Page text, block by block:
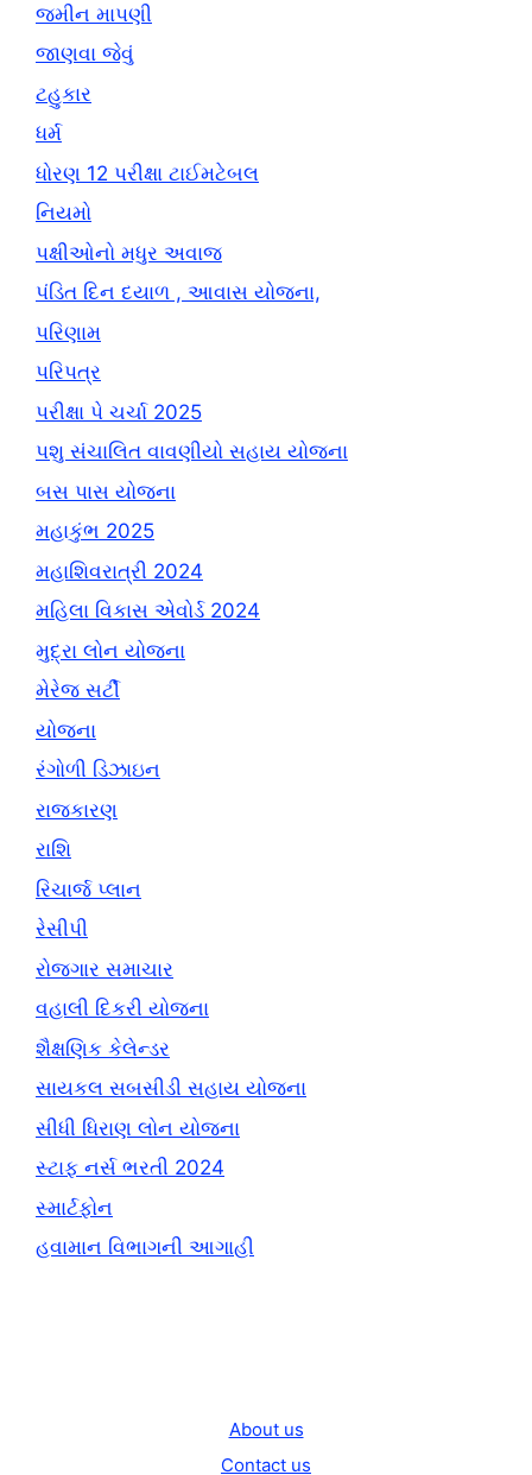
જમીન માપણી
જાણવા જેવું
ટહુકાર
ધર્મ
ધોરણ 12 પરીક્ષા ટાઈમટેબલ
નિયમો
પક્ષીઓનો મધુર અવાજ
પંડિત દિન દયાળ , આવાસ યોજના,
પરિણામ
પરિપત્ર
પરીક્ષા પે ચર્ચા 2025
પશુ સંચાલિત વાવણીયો સહાય યોજના
બસ પાસ યોજના
મહાકુંભ 2025
મહાશિવરાત્રી 2024
મહિલા વિકાસ એવોર્ડ 2024
મુદ્રા લોન યોજના
મેરેજ સર્ટી
યોજના
રંગોળી ડિઝાઇન
રાજકારણ
રાશિ
રિચાર્જ પ્લાન
રેસીપી
રોજગાર સમાચાર
વહાલી દિકરી યોજના
શૈક્ષણિક કેલેન્ડર
સાયકલ સબસીડી સહાય યોજના
સીધી ધિરાણ લોન યોજના
સ્ટાફ નર્સ ભરતી 2024
સ્માર્ટફોન
હવામાન વિભાગની આગાહી
About us
Contact us